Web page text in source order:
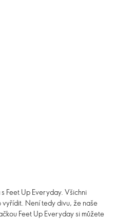
Feet Up Everyday. Všichni
vyřídit. Není tedy divu, že naše
Feet Up Everyday si můžete